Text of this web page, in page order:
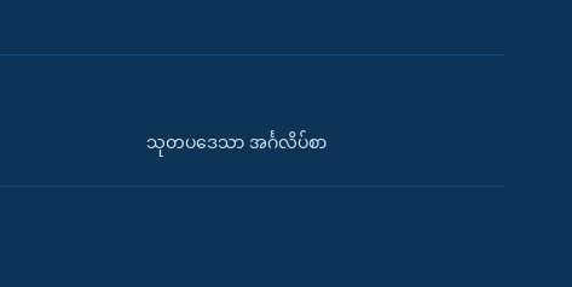
သုတပဒေသာ အင်္ဂလိပ်စာ